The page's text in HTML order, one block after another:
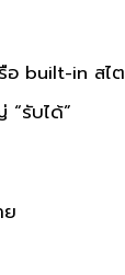
อ built-in สไ
“รับได้”
ย